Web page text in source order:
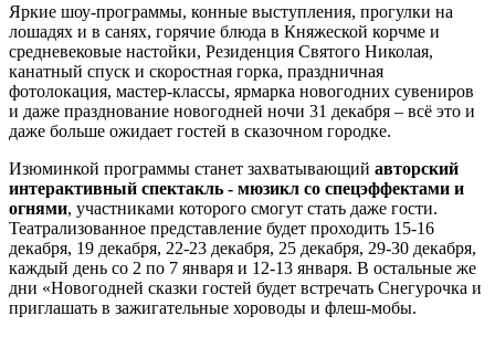
Яркие шоу-программы, конные выступления, прогулки на
лошадях и в санях, горячие блюда в Княжеской корчме и
средневековые настойки, Резиденция Святого Николая,
канатный спуск и скоростная горка, праздничная
фотолокация, мастер-классы, ярмарка новогодних сувениров
и даже празднование новогодней ночи 31 декабря – всё это и
даже больше ожидает гостей в сказочном городке.
Изюминкой программы станет захватывающий авторский
интерактивный спектакль - мюзикл со спецэффектами и
огнями, участниками которого смогут стать даже гости.
Театрализованное представление будет проходить 15-16
декабря, 19 декабря, 22-23 декабря, 25 декабря, 29-30 декабря,
каждый день со 2 по 7 января и 12-13 января. В остальные же
дни «Новогодней сказки гостей будет встречать Снегурочка и
приглашать в зажигательные хороводы и флеш-мобы.